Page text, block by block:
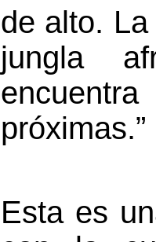
de alto.
jungla
próximas.”
Esta es